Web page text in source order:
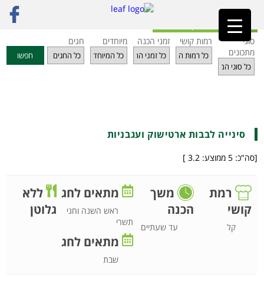
ראשי»מתכונים סינייה לבבות ארטישוק ועגבניות
חזרה לאינדקס מתכונים
סוגי
מתכונים
רמות קושי זמני הכנה מיוחדים חגים
חפשו
סינייה לבבות ארטישוק ועגבניות
[סה"כ: 5 ממוצע: 3.2
]
רמת
קושי
קל
משך
הכנה
עד שעתיים
מתאים לחג
ראש השנה וחגי
תשרי
מתאים לחג
שבת
ללא
גלוטן